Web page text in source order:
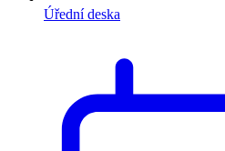
Úřední deska